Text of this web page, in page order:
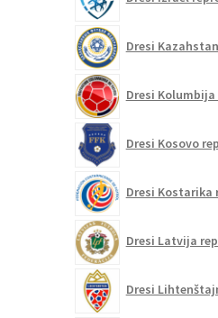
Dresi
Dresi
Dresi Kosovo
Dresi Kostarika
Dresi Latvija
Dresi